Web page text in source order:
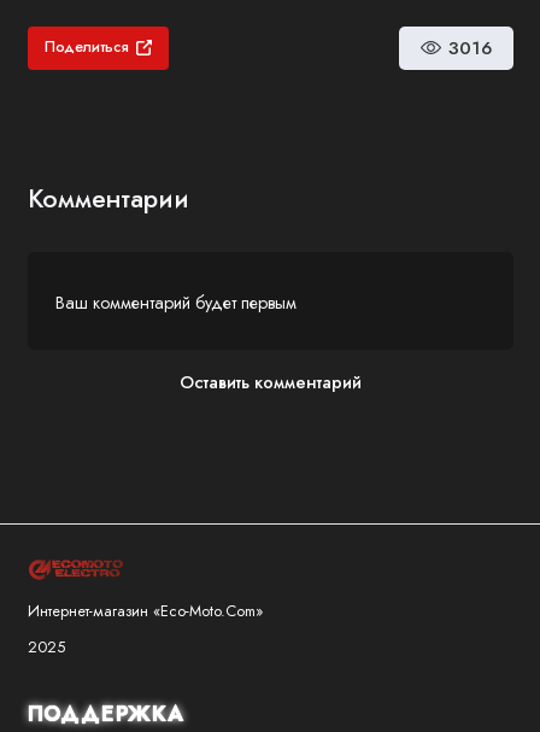
Поделиться 3016
Комментарии
Ваш комментарий будет первым
Оставить комментарий
Интернет-магазин «Eco-Moto.Com»
2025
ПОДДЕРЖКА